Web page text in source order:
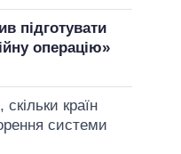
підготувати
операцію»
країн
системи